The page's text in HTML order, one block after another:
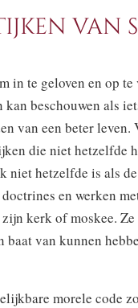
VAN
in te geloven en op
kan beschouwen als
van een beter
die niet hetzelfde
hetzelfde is als
en werken
kerk of moskee.
baat van kunnen
morele code